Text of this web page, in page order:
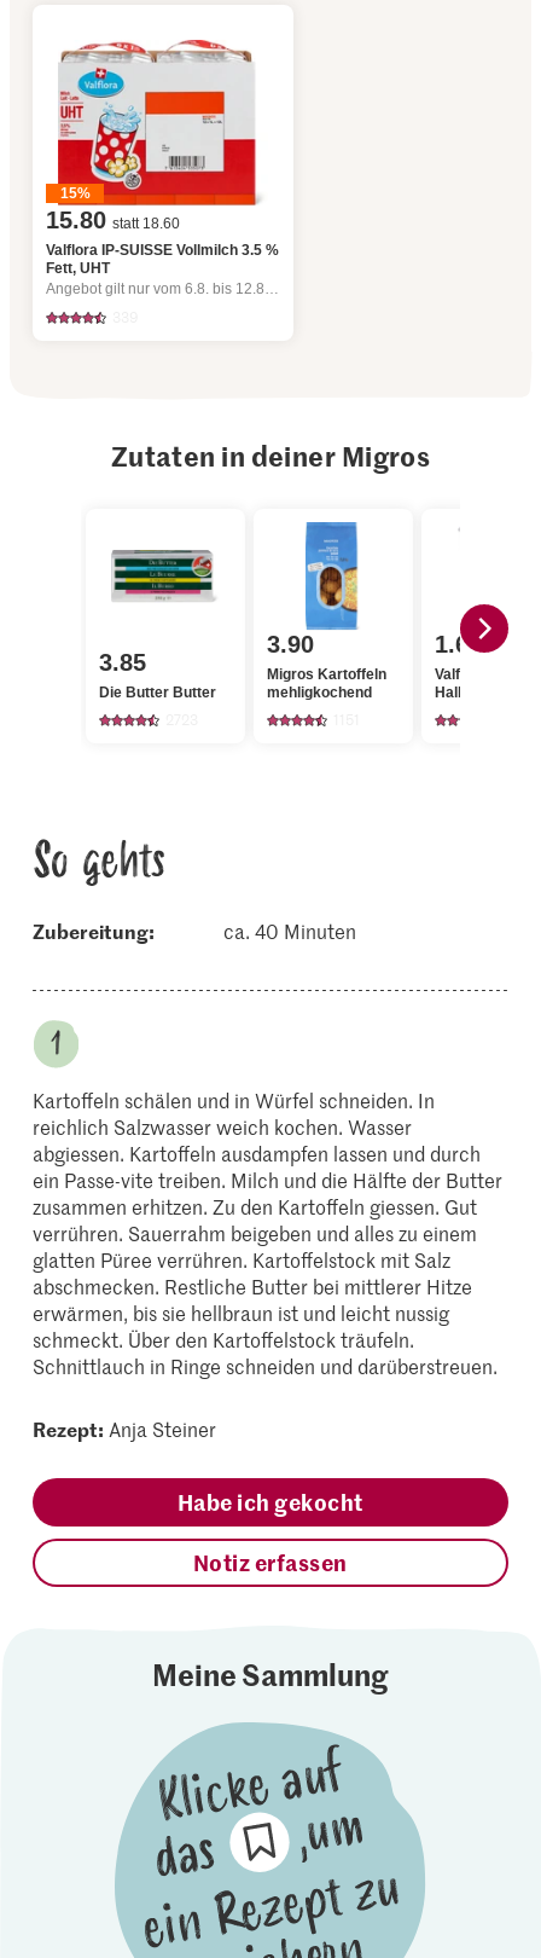
15%
15.80 statt 18.60
Valflora IP-SUISSE Vollmilch 3.5 %
Fett, UHT
Angebot gilt nur vom 6.8. bis 12.8.2026, solange Vorrat.
Zutaten in deiner Migros
3.85
Die Butter Butter
3.90
Migros Kartoffeln
mehligkochend
1.65
Valflora Saurer
Halbrahm
So gehts
Zubereitung: ca. 40 Minuten
Kartoffeln schälen und in Würfel schneiden. In
reichlich Salzwasser weich kochen. Wasser
abgiessen. Kartoffeln ausdampfen lassen und durch
ein Passe-vite treiben. Milch und die Hälfte der Butter
zusammen erhitzen. Zu den Kartoffeln giessen. Gut
verrühren. Sauerrahm beigeben und alles zu einem
glatten Püree verrühren. Kartoffelstock mit Salz
abschmecken. Restliche Butter bei mittlerer Hitze
erwärmen, bis sie hellbraun ist und leicht nussig
schmeckt. Über den Kartoffelstock träufeln.
Schnittlauch in Ringe schneiden und darüberstreuen.
Rezept: Anja Steiner
Habe ich gekocht
Notiz erfassen
Meine Sammlung